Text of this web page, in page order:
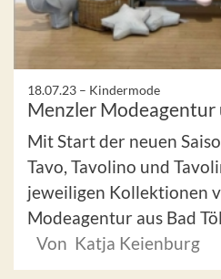
18.07.23 – Kindermode
Menzler Modeagentur
Mit Start der neuen
Tavo, Tavolino und
jeweiligen Kollektionen
Modeagentur aus Bad
Von Katja Keienburg